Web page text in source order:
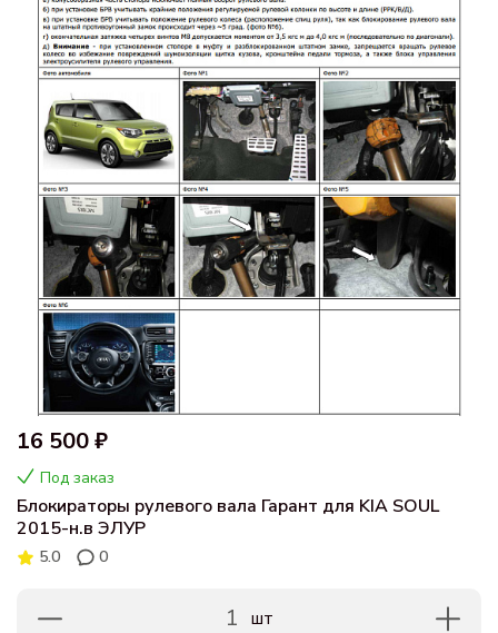
16 500 ₽
Под заказ
Блокираторы рулевого вала Гарант для KIA SOUL
2015-н.в ЭЛУР
5.0 0
1 шт